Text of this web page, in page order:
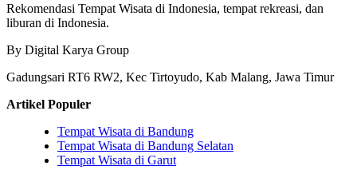
Rekomendasi Tempat Wisata di Indonesia, tempat rekreasi, dan
liburan di Indonesia.
By Digital Karya Group
Gadungsari RT6 RW2, Kec Tirtoyudo, Kab Malang, Jawa Timur
Artikel Populer
Tempat Wisata di Bandung
Tempat Wisata di Bandung Selatan
Tempat Wisata di Garut